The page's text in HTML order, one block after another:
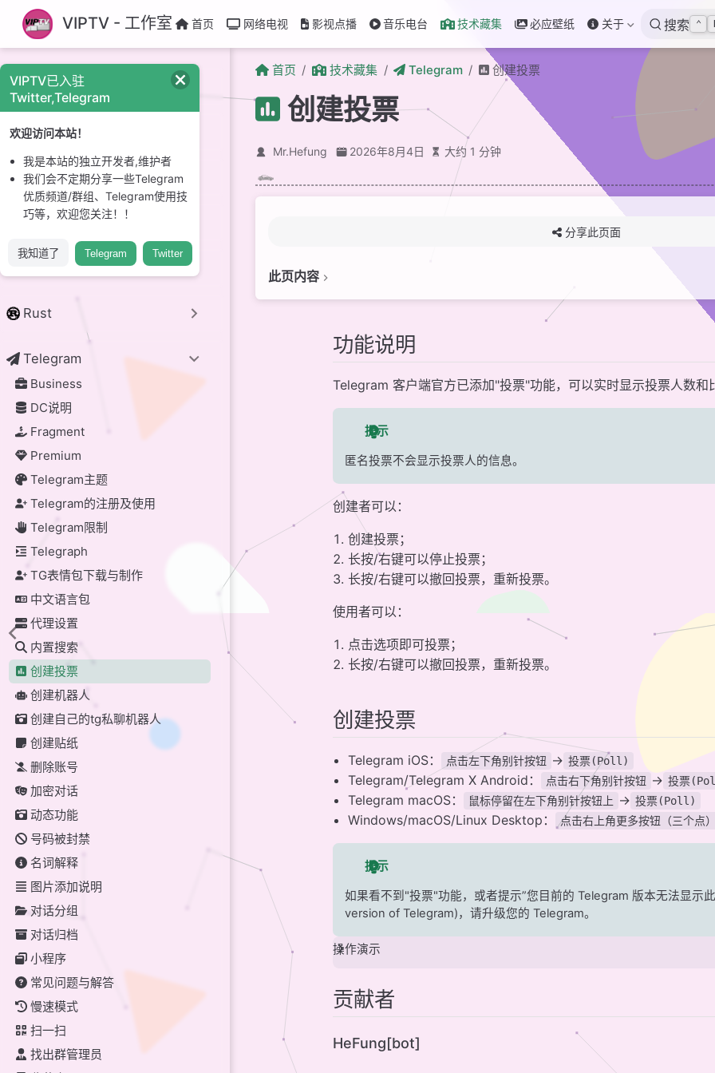
跳至主要內容VIPTV - 工作室 首页 网络电视 影视点播 音乐电台 技术藏集 必应壁纸 关于 搜索 ⌃
CI/CD
GitHub
Linux 系统
开源项目
Rust
Telegram
Business
DC说明
Fragment
Premium
Telegram主题
Telegram的注册及使用
Telegram限制
Telegraph
TG表情包下载与制作
中文语言包
代理设置
内置搜索
创建投票
创建机器人
创建自己的tg私聊机器人
创建贴纸
删除账号
加密对话
动态功能
号码被封禁
名词解释
图片添加说明
对话分组
对话归档
小程序
常见问题与解答
慢速模式
扫一扫
找出群管理员
首页 技术藏集 Telegram 创建投票
创建投票
Mr.Hefung 2026年8月4日 大约 1 分钟
分享此页面
此页内容
功能说明
功能说明
Telegram 客户端官方已添加"投票"功能，可以实时显示投票人数和
提示
匿名投票不会显示投票人的信息。
创建者可以：
创建投票；
长按/右键可以停止投票；
长按/右键可以撤回投票，重新投票。
使用者可以：
点击选项即可投票；
长按/右键可以撤回投票，重新投票。
创建投票
Telegram iOS： 点击左下角别针按钮 -> 投票(Poll)
Telegram/Telegram X Android： 点击右下角别针按钮 -> 投票
Telegram macOS： 鼠标停留在左下角别针按钮上 -> 投票(Poll)
Windows/macOS/Linux Desktop： 点击右上角更多按钮（三个点
提示
如果看不到"投票"功能，或者提示”您目前的 Telegram 版本无法显
version of Telegram)，请升级您的 Telegram。
操作演示
贡献者
HeFung[bot]
VIPTV已入驻
Twitter,Telegram
欢迎访问本站！
我是本站的独立开发者,维护者
我们会不定期分享一些Telegram
优质频道/群组、Telegram使用技
巧等，欢迎您关注！！
我知道了 Telegram Twitter